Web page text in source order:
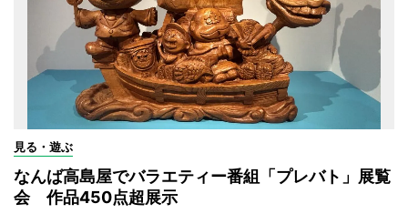
見る・遊ぶ
なんば高島屋でバラエティー番組「プレバト」展覧
会 作品450点超展示